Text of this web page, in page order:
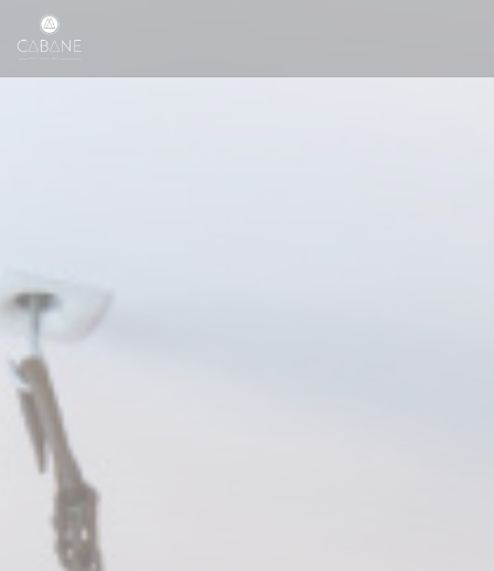
Personalizzazione delle tue scelte sui cookie